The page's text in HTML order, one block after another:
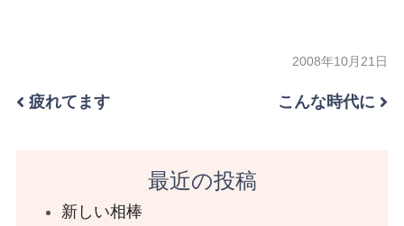
2008年10月21日
疲れてます こんな時代に
最近の投稿
新しい相棒